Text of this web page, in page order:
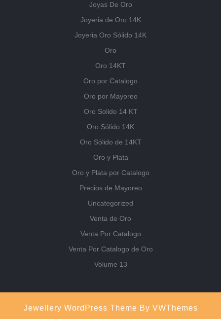
Joyas De Oro
Joyeria de Oro 14K
Joyeria Oro Sólido 14K
Oro
Oro 14KT
Oro por Catalogo
Oro por Mayoreo
Oro Solido 14 KT
Oro Sólido 14K
Oro Sólido de 14KT
Oro y Plata
Oro y Plata por Catalogo
Precios de Mayoreo
Uncategorized
Venta de Oro
Venta Por Catalogo
Venta Por Catalogo de Oro
Volume 13
Jewellery WordPress Theme By VWThemes